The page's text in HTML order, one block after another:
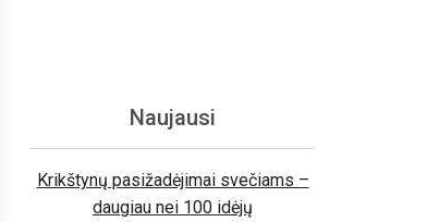
Naujausi
Krikštynų pasižadėjimai svečiams –
daugiau nei 100 idėjų